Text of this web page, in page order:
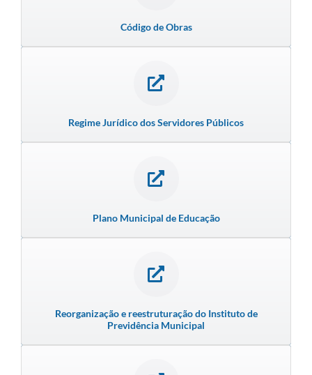
Projetos
Código de Obras
Regime Jurídico dos Servidores Públicos
Plano Municipal de Educação
Reorganização e reestruturação do Instituto de
Previdência Municipal